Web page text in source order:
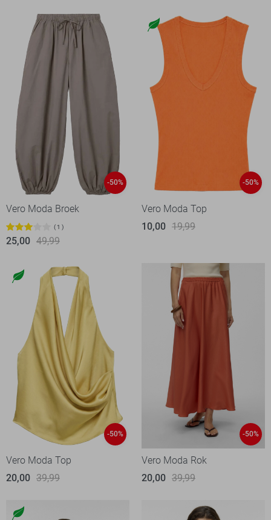
-50%
Vero Moda Broek
1
25,00 49,99
-50%
Vero Moda Top
10,00 19,99
-50%
Vero Moda Top
20,00 39,99
-50%
Vero Moda Rok
20,00 39,99